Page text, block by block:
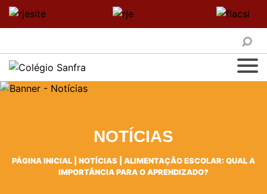
NOTÍCIAS
PÁGINA INICIAL NOTÍCIAS
ALIMENTAÇÃO ESCOLAR: QUAL A
IMPORTÂNCIA PARA O APRENDIZADO?